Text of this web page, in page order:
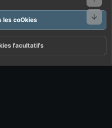
les coOkies
facultatifs